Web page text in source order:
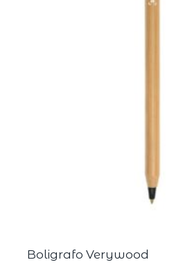
Boligrafo Verywood